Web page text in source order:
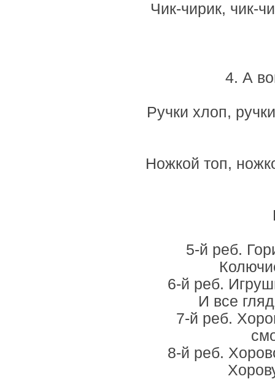
Чик-чирик, чик-
4. А
Ручки хлоп,
Ножкой топ,
5-й реб.
6-й реб.
И все
7-й реб.
8-й реб.